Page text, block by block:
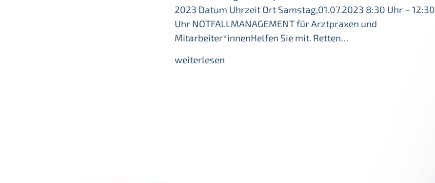
2023 Datum Uhrzeit Ort Samstag,01.07.2023 8:30 Uhr – 12:30
Uhr NOTFALLMANAGEMENT für Arztpraxen und
Mitarbeiter*innenHelfen Sie mit. Retten…
weiterlesen